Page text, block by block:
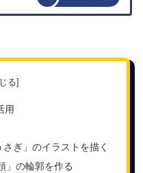
用
さぎ」のイラストを描く
」の輪郭を作る